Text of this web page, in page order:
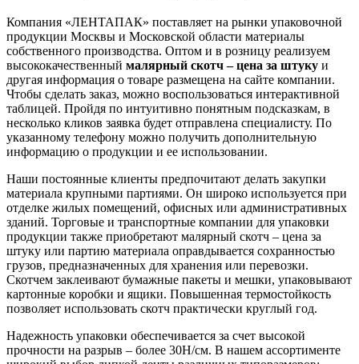
Компания «ЛЕНТАПАК» поставляет на рынки упаковочной
продукции Москвы и Московской области материалы
собственного производства. Оптом и в розницу реализуем
высококачественный малярный скотч – цена за штуку и
другая информация о товаре размещена на сайте компании.
Чтобы сделать заказ, можно воспользоваться интерактивной
таблицей. Пройдя по интуитивно понятным подсказкам, в
несколько кликов заявка будет отправлена специалисту. По
указанному телефону можно получить дополнительную
информацию о продукции и ее использовании.
Наши постоянные клиенты предпочитают делать закупки
материала крупными партиями. Он широко используется при
отделке жилых помещений, офисных или административных
зданий. Торговые и транспортные компании для упаковки
продукции также приобретают малярный скотч – цена за
штуку или партию материала оправдывается сохранностью
грузов, предназначенных для хранения или перевозки.
Скотчем заклеивают бумажные пакеты и мешки, упаковывают
картонные коробки и ящики. Повышенная термостойкость
позволяет использовать скотч практически круглый год.
Надежность упаковки обеспечивается за счет высокой
прочности на разрыв – более 30Н/см. В нашем ассортименте